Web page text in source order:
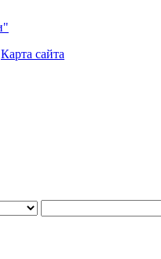
Карта сайта